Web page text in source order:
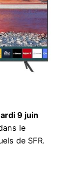
9 juin
le
de SFR.